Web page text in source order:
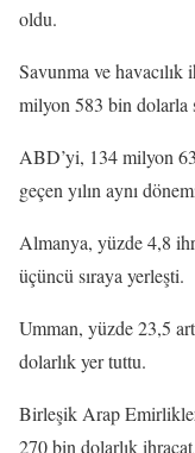
oldu.
Savunma ve havacılık
milyon 583 bin dolarla
ABD’yi, 134 milyon
geçen yılın aynı
Almanya, yüzde 4,8
üçüncü sıraya yerleşti.
Umman, yüzde 23,5
dolarlık yer tuttu.
Birleşik Arap
270 bin dolarlık